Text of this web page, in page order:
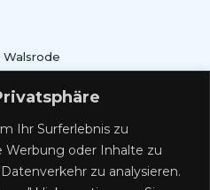
Ihr Surferlebnis zu
Werbung oder Inhalte zu
zu analysieren.
Mail: info@mosterei-